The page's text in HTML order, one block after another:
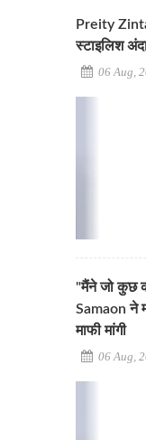
Preity
स्टाइलिश
06 Aug,
"मैंने जो कुछ
Samaon ने
माफी मांगी
06 Aug,